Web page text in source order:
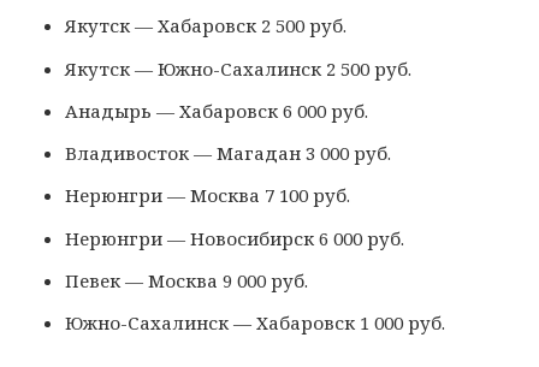
Якутск — Хабаровск 2 500 руб.
Якутск — Южно-Сахалинск 2 500 руб.
Анадырь — Хабаровск 6 000 руб.
Владивосток — Магадан 3 000 руб.
Нерюнгри — Москва 7 100 руб.
Нерюнгри — Новосибирск 6 000 руб.
Певек — Москва 9 000 руб.
Южно-Сахалинск — Хабаровск 1 000 руб.